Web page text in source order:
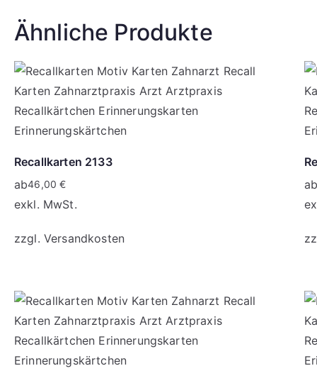
Ähnliche Produkte
Recallkarten 2133
ab46,00€
exkl. MwSt.
zzgl. Versandkosten